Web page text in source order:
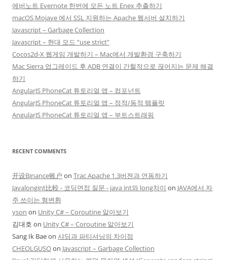
에버노트 Evernote 한번에 모든 노트 Enex 추출하기
macOS Mojave 에서 SSL 지원하는 Apache 웹서버 설치하기
Javascript – Garbage Collection
Javascript – 현대 모드 “use strict”
Cocos2d-X 웹게임 개발하기 – Mac에서 개발환경 구축하기
Mac Sierra 업그레이드 후 ADB 연결이 간헐적으로 끊어지는 문제 해결
하기
AngularJS PhoneCat 튜토리얼 앱 – 컴포넌트
AngularJS PhoneCat 튜토리얼 앱 – 정적/동적 템플릿
AngularJS PhoneCat 튜토리얼 앱 – 부트스트래핑
RECENT COMMENTS
开设Binance账户 on Trac Apache 1.3버젼과 연동하기
Javalongint比較 - 코딩면접 질문 - java int와 long차이 on JAVA에서 자
주 쓰이는 형변환
yson on Unity C# – Coroutine 알아보기
김대호 on Unity C# – Coroutine 알아보기
Sang Ik Baeon 샤딩과 파티셔닝의 차이점
CHEOLGUSOon Javascript – Garbage Collection